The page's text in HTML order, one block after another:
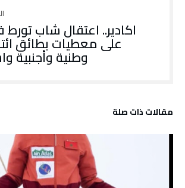
اكادير.. اعتقال شاب
على معطيات بطائق
وطنية وأجنبية
‫مقالات ذات صلة‬